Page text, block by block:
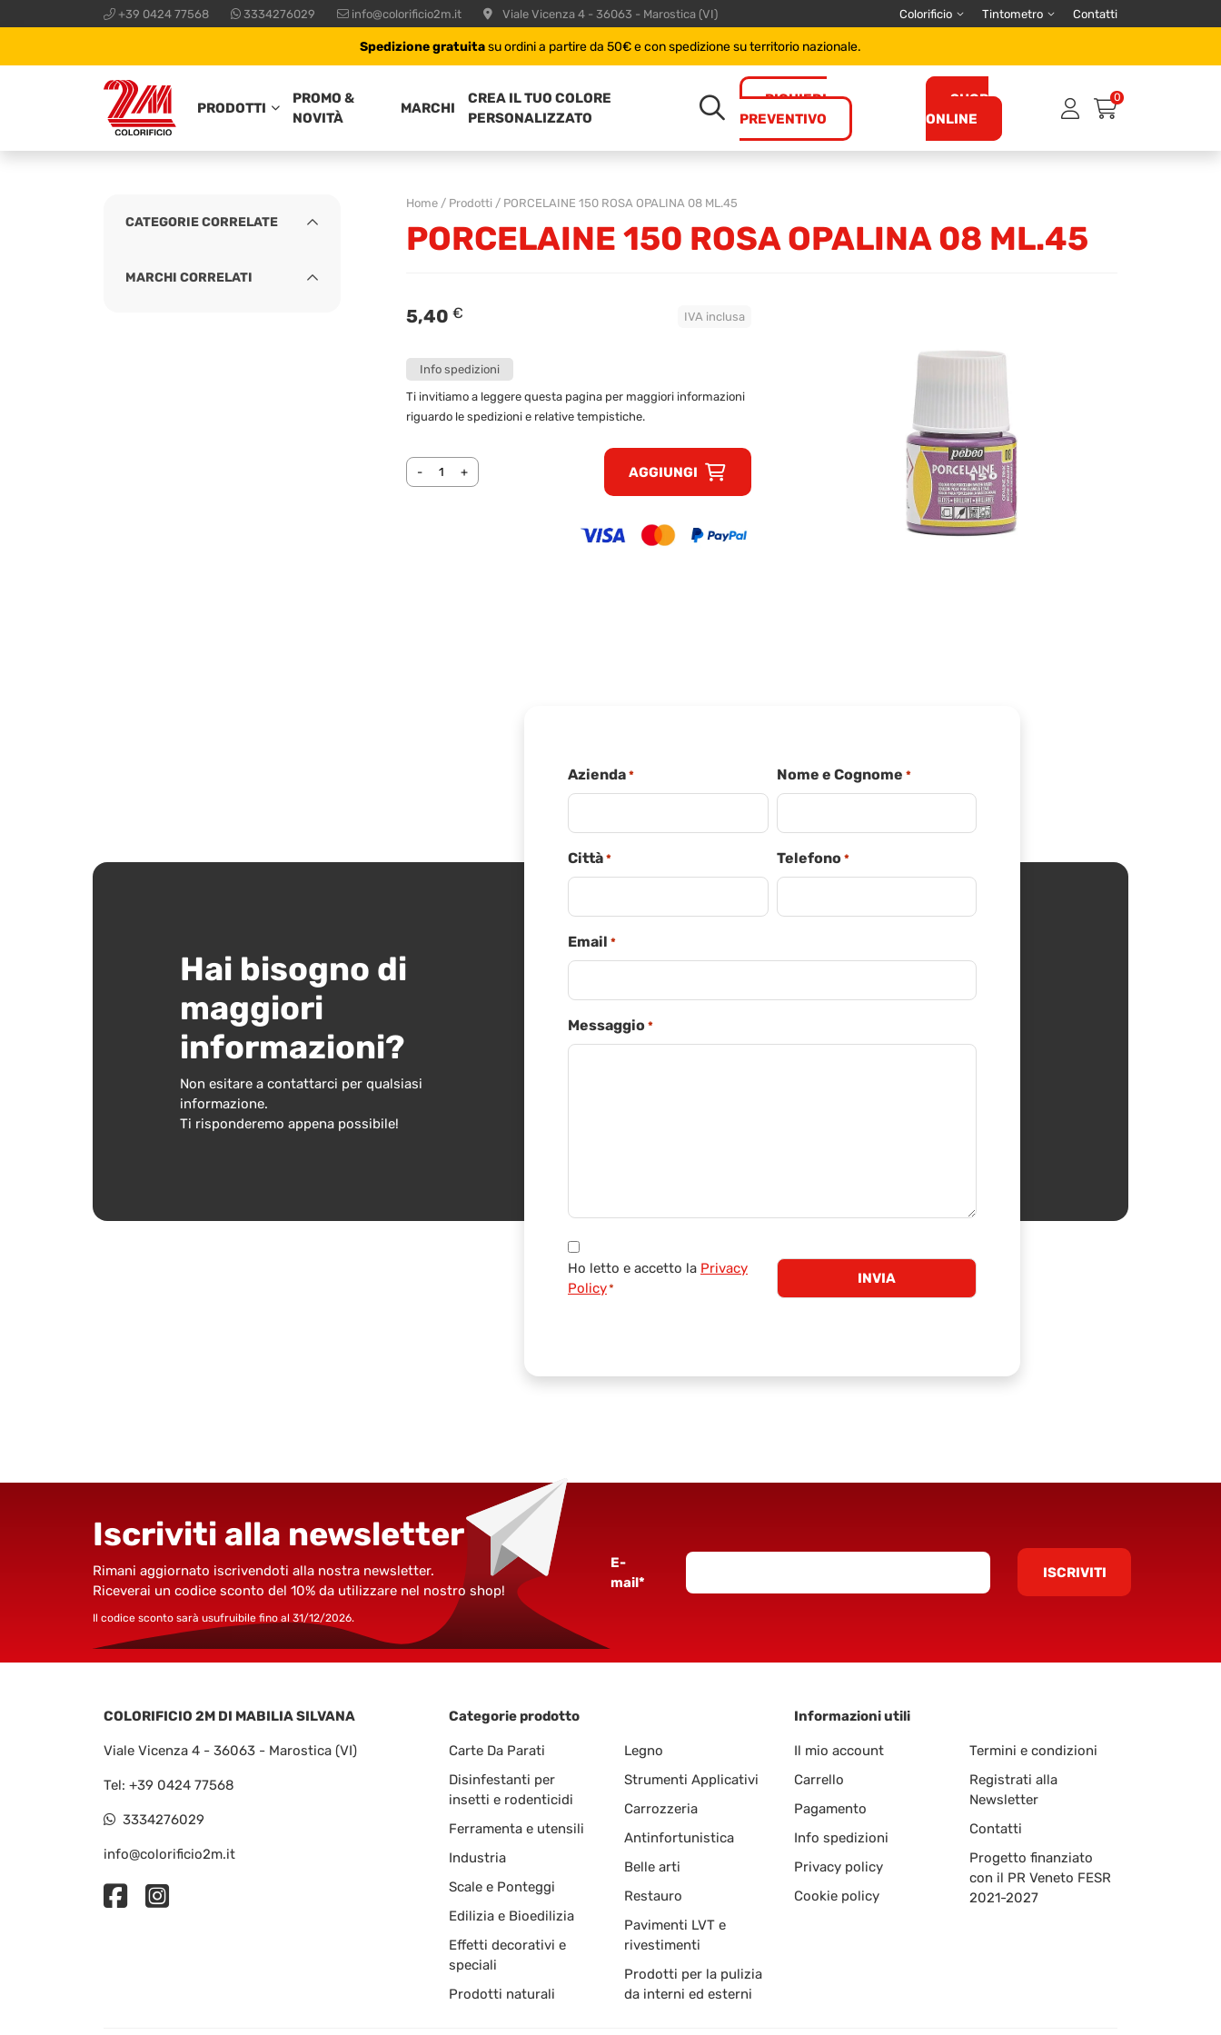
+39 0424 77568 3334276029 info@colorificio2m.it Viale Vicenza 4 - 36063 - Marostica (VI) Colorificio Tintometro Contatti
Spedizione gratuitasu ordini a partire da 50€ e con spedizione su territorio nazionale.
PRODOTTI
PROMO &
NOVITÀ
MARCHI
CREA IL TUO COLORE
PERSONALIZZATO
RICHIEDI
PREVENTIVO
SHOP
ONLINE
0
CATEGORIE CORRELATE
MARCHI CORRELATI
Home / Prodotti / PORCELAINE 150 ROSA OPALINA 08 ML.45
PORCELAINE 150 ROSA OPALINA 08 ML.45
5,40 € IVA inclusa
Info spedizioni
Ti invitiamo a leggere questa pagina per maggiori informazioni
riguardo le spedizioni e relative tempistiche.
- + AGGIUNGI
Hai bisogno di
maggiori
informazioni?
Non esitare a contattarci per qualsiasi
informazione.
Ti risponderemo appena possibile!
Azienda * Nome e Cognome *
Città * Telefono *
Email *
Messaggio *
Consenso
*
Ho letto e accetto la Privacy
Policy*
Iscriviti alla newsletter
Rimani aggiornato iscrivendoti alla nostra newsletter.
Riceverai un codice sconto del 10% da utilizzare nel nostro shop!
Il codice sconto sarà usufruibile fino al 31/12/2026.
E-
mail*
ISCRIVITI
COLORIFICIO 2M DI MABILIA SILVANA
Viale Vicenza 4 - 36063 - Marostica (VI)
Tel: +39 0424 77568
3334276029
info@colorificio2m.it
Categorie prodotto
Carte Da Parati
Disinfestanti per
insetti e rodenticidi
Ferramenta e utensili
Industria
Scale e Ponteggi
Edilizia e Bioedilizia
Effetti decorativi e
speciali
Prodotti naturali
Legno
Strumenti Applicativi
Carrozzeria
Antinfortunistica
Belle arti
Restauro
Pavimenti LVT e
rivestimenti
Prodotti per la pulizia
da interni ed esterni
Informazioni utili
Il mio account
Carrello
Pagamento
Info spedizioni
Privacy policy
Cookie policy
Termini e condizioni
Registrati alla
Newsletter
Contatti
Progetto finanziato
con il PR Veneto FESR
2021-2027